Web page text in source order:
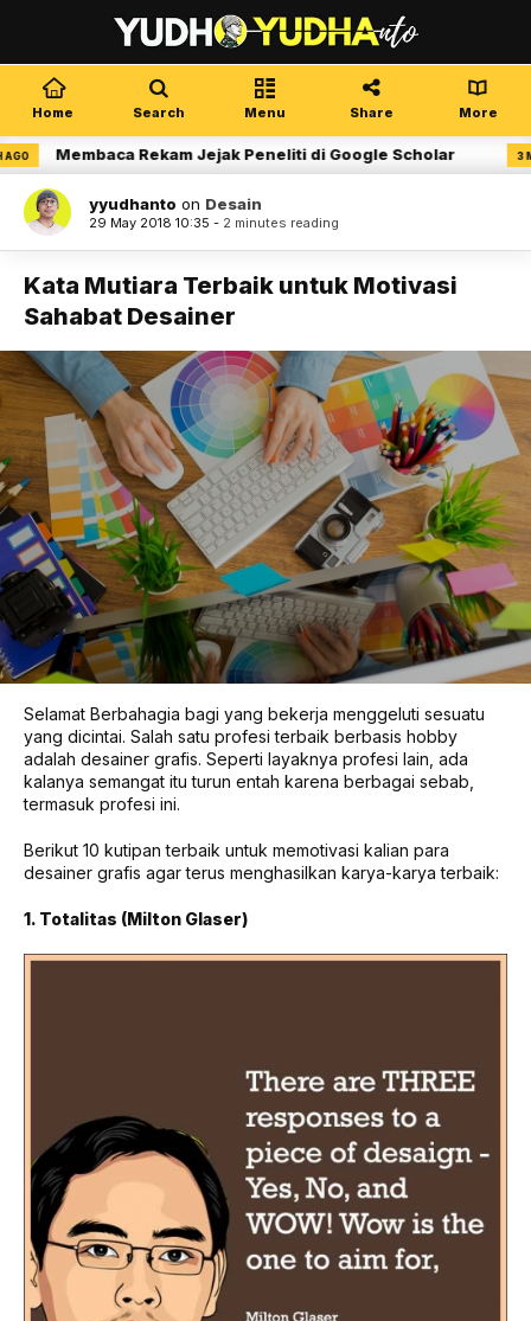
Home Search Menu Share More
Rekam Jejak Peneliti di Google Scholar 3 MONTH AGO
yyudhanto on Desain
29 May 2018 10:35 - 2 minutes reading
Kata Mutiara Terbaik untuk Motivasi
Sahabat Desainer
Selamat Berbahagia bagi yang bekerja menggeluti sesuatu
yang dicintai. Salah satu profesi terbaik berbasis hobby
adalah desainer grafis. Seperti layaknya profesi lain, ada
kalanya semangat itu turun entah karena berbagai sebab,
termasuk profesi ini.
Berikut 10 kutipan terbaik untuk memotivasi kalian para
desainer grafis agar terus menghasilkan karya-karya terbaik:
1. Totalitas (Milton Glaser)